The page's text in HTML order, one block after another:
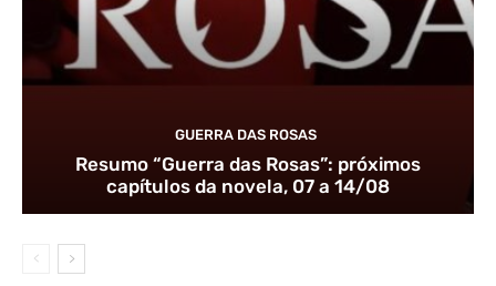
GUERRA DAS ROSAS
Resumo “Guerra das Rosas”: próximos
capítulos da novela, 07 a 14/08